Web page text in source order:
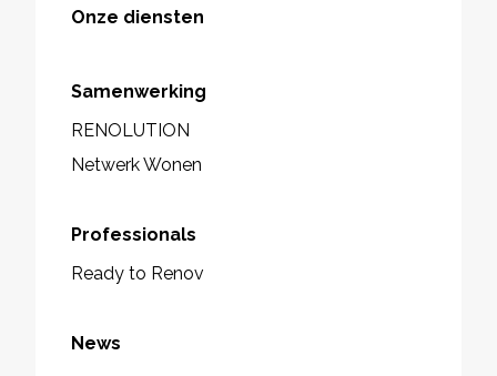
Onze diensten
Samenwerking
RENOLUTION
Netwerk Wonen
Professionals
Ready to Renov
News